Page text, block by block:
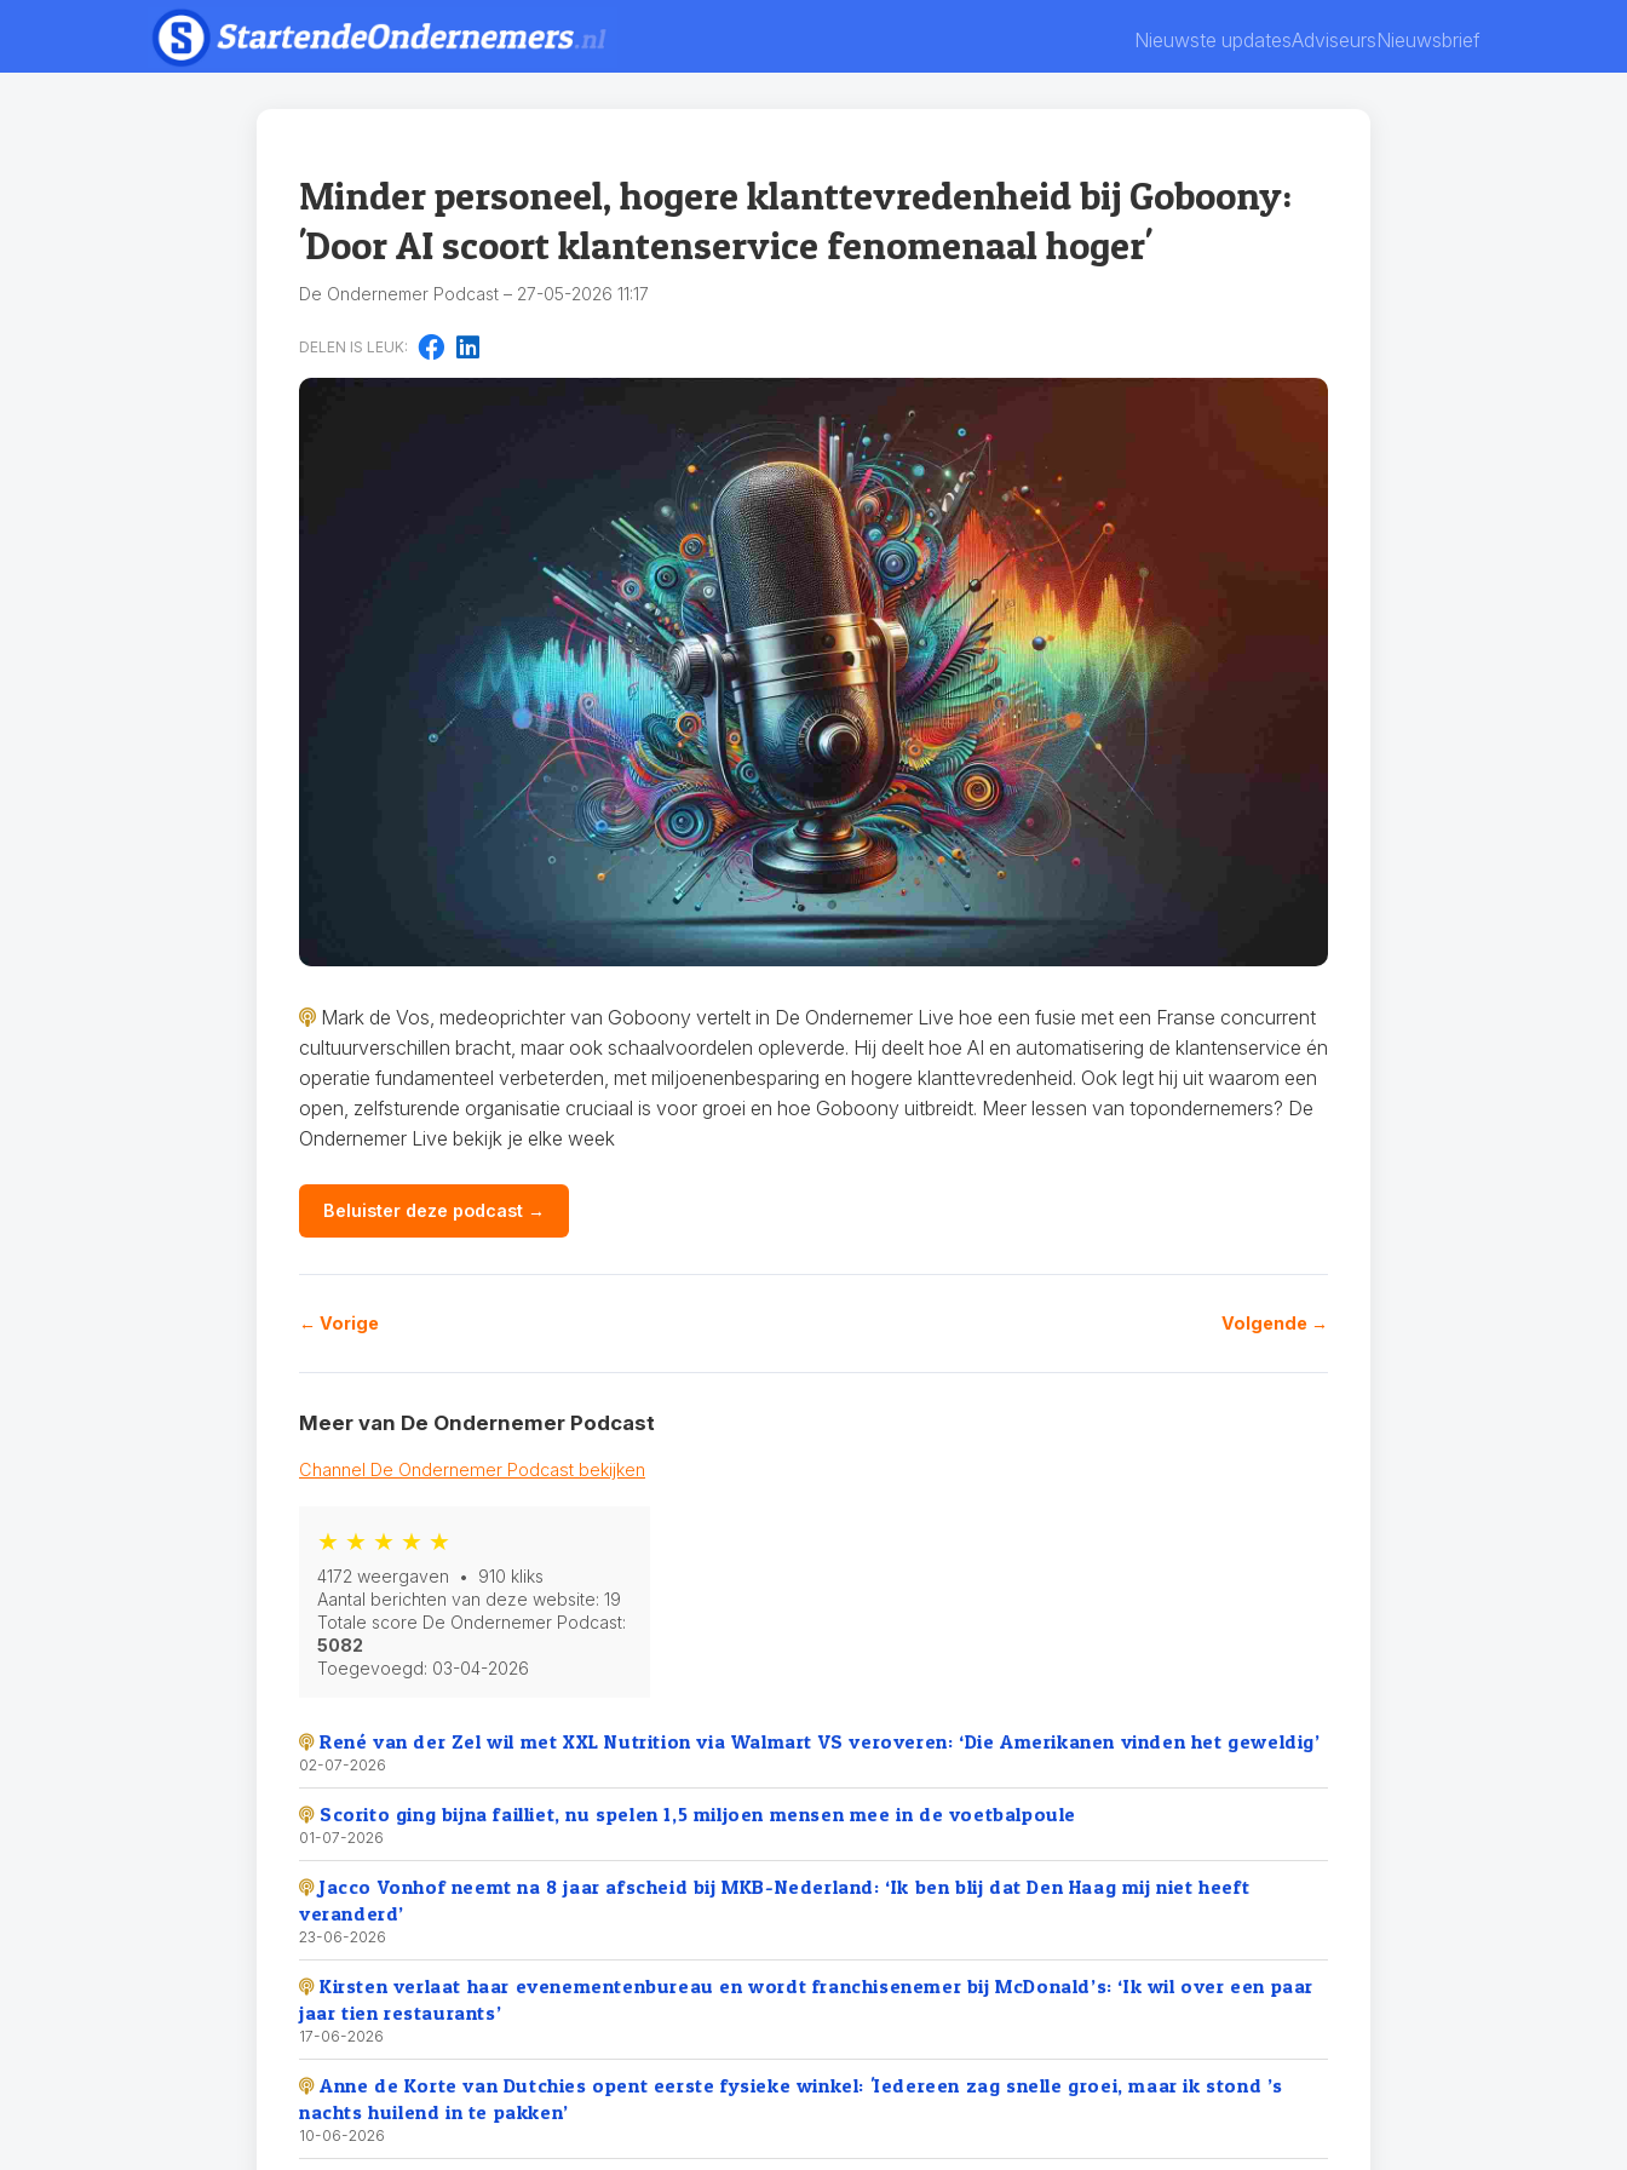
Nieuwste updatesAdviseursNieuwsbrief
Minder personeel, hogere klanttevredenheid bij Goboony:
'Door AI scoort klantenservice fenomenaal hoger'
De Ondernemer Podcast – 27-05-2026 11:17
DELEN IS LEUK:
Mark de Vos, medeoprichter van Goboony vertelt in De Ondernemer Live hoe een fusie met een Franse concurrent
cultuurverschillen bracht, maar ook schaalvoordelen opleverde. Hij deelt hoe AI en automatisering de klantenservice én
operatie fundamenteel verbeterden, met miljoenenbesparing en hogere klanttevredenheid. Ook legt hij uit waarom een
open, zelfsturende organisatie cruciaal is voor groei en hoe Goboony uitbreidt. Meer lessen van topondernemers? De
Ondernemer Live bekijk je elke week
Beluister deze podcast →
← Vorige Volgende →
Meer van De Ondernemer Podcast
Channel De Ondernemer Podcast bekijken
★ ★ ★ ★ ★
4172 weergaven • 910 kliks
Aantal berichten van deze website: 19
Totale score De Ondernemer Podcast:
5082
Toegevoegd: 03-04-2026
René van der Zel wil met XXL Nutrition via Walmart VS veroveren: ‘Die Amerikanen vinden het geweldig’
02-07-2026
Scorito ging bijna failliet, nu spelen 1,5 miljoen mensen mee in de voetbalpoule
01-07-2026
Jacco Vonhof neemt na 8 jaar afscheid bij MKB-Nederland: ‘Ik ben blij dat Den Haag mij niet heeft
veranderd’
23-06-2026
Kirsten verlaat haar evenementenbureau en wordt franchisenemer bij McDonald’s: ‘Ik wil over een paar
jaar tien restaurants’
17-06-2026
Anne de Korte van Dutchies opent eerste fysieke winkel: 'Iedereen zag snelle groei, maar ik stond ’s
nachts huilend in te pakken’
10-06-2026